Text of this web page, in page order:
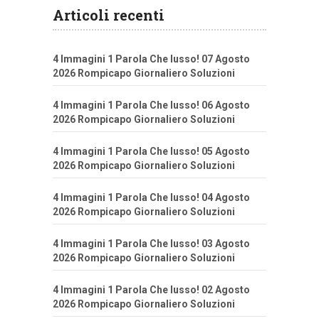
Articoli recenti
4 Immagini 1 Parola Che lusso! 07 Agosto
2026 Rompicapo Giornaliero Soluzioni
4 Immagini 1 Parola Che lusso! 06 Agosto
2026 Rompicapo Giornaliero Soluzioni
4 Immagini 1 Parola Che lusso! 05 Agosto
2026 Rompicapo Giornaliero Soluzioni
4 Immagini 1 Parola Che lusso! 04 Agosto
2026 Rompicapo Giornaliero Soluzioni
4 Immagini 1 Parola Che lusso! 03 Agosto
2026 Rompicapo Giornaliero Soluzioni
4 Immagini 1 Parola Che lusso! 02 Agosto
2026 Rompicapo Giornaliero Soluzioni